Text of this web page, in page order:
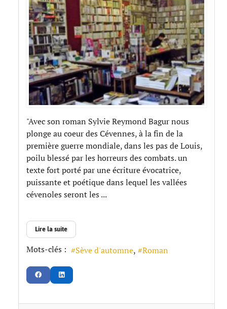
"Avec son roman Sylvie Reymond Bagur nous
plonge au coeur des Cévennes, à la fin de la
première guerre mondiale, dans les pas de Louis,
poilu blessé par les horreurs des combats. un
texte fort porté par une écriture évocatrice,
puissante et poétique dans lequel les vallées
cévenoles seront les ...
Lire la suite
Mots-clés : Sève d'automne Roman